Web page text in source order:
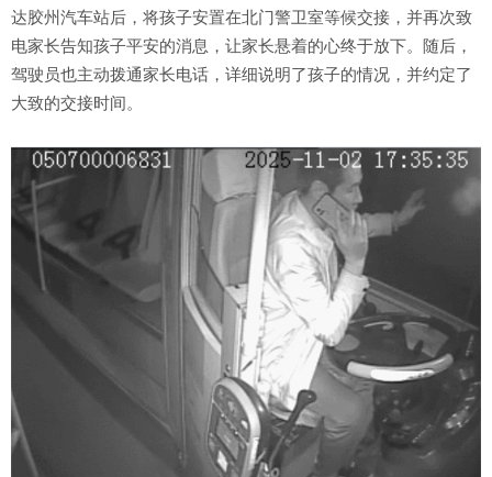
达胶州汽车站后，将孩子安置在北门警卫室等候交接，并再次致
电家长告知孩子平安的消息，让家长悬着的心终于放下。随后，
驾驶员也主动拨通家长电话，详细说明了孩子的情况，并约定了
大致的交接时间。